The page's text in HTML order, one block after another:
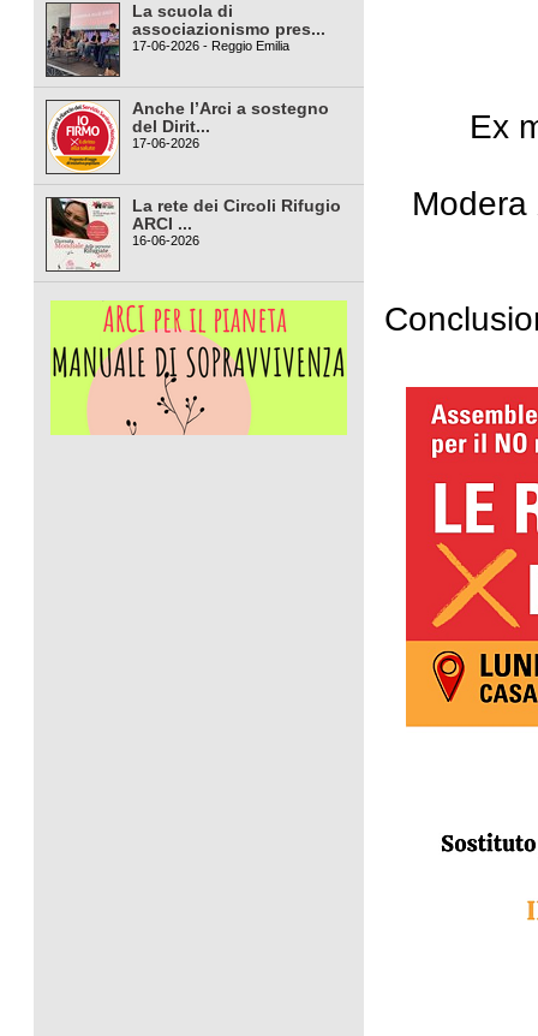
La scuola di
associazionismo pres...
17-06-2026 - Reggio Emilia
Anche l’Arci a sostegno
del Dirit...
17-06-2026
La rete dei Circoli Rifugio
ARCI ...
16-06-2026
Ex
Modera